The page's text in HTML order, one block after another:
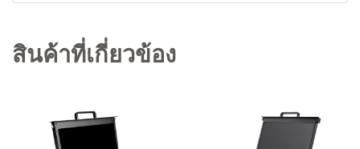
สินค้าที่เกี่ยวข้อง